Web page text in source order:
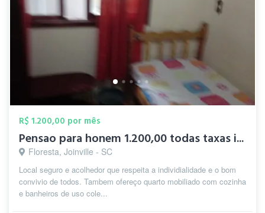
R$ 1.200,00 por mês
Pensao para honem 1.200,00 todas taxas i...
Floresta, Joinville - SC
Local seguro e acolhedor que respeita a individialidade e o bom
convivio de todos. Tambem ofereço quarto mobiliado com cozinha
e banheiros de uso cole...